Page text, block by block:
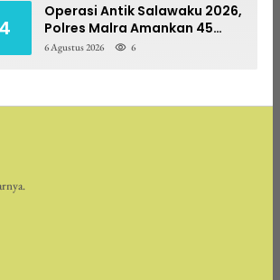
4
Operasi Antik Salawaku 2026,
Polres Malra Amankan 45
Liter Sopi
6 Agustus 2026 6